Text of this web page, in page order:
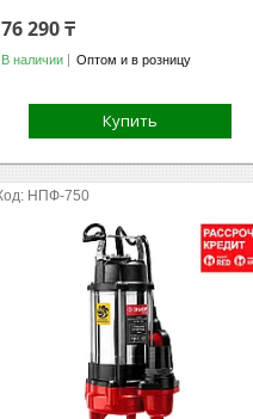
76 290 ₸
В наличии Оптом и в розницу
Купить
НПФ-750